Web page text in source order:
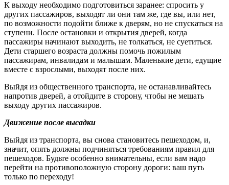
К выходу необходимо подготовиться заранее: спросить у
других пассажиров, выходят ли они там же, где вы, или нет,
по возможности подойти ближе к дверям, но не спускаться на
ступени. После остановки и открытия дверей, когда
пассажиры начинают выходить, не толкаться, не суетиться.
Дети старшего возраста должны помочь пожилым
пассажирам, инвалидам и малышам. Маленькие дети, едущие
вместе с взрослыми, выходят после них.
Выйдя из общественного транспорта, не останавливайтесь
напротив дверей, а отойдите в сторону, чтобы не мешать
выходу других пассажиров.
Движение после высадки
Выйдя из транспорта, вы снова становитесь пешеходом, и,
значит, опять должны подчиняться требованиям правил для
пешеходов. Будьте особенно внимательны, если вам надо
перейти на противоположную сторону дороги: ваш путь
только по переходу!